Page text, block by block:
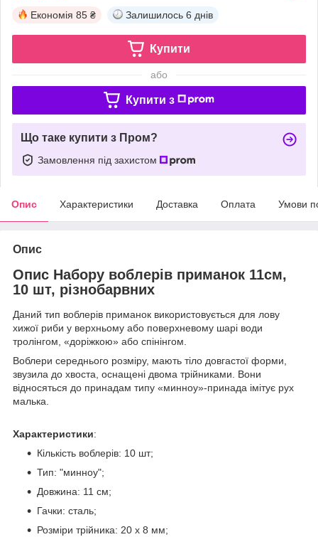
Економія 85 ₴ Залишилось 6 днів
Купити
або
Купити з
Що таке купити з Пром?
Замовлення під захистом
Опис Характеристики Доставка Оплата Умови
Опис
Опис Набору воблерів приманок 11см,
10 шт, різнобарвних
Даний тип воблерів приманок використовується для лову
хижої риби у верхньому або поверхневому шарі води
тролінгом, «доріжкою» або спінінгом.
Воблери середнього розміру, мають тіло довгастої форми,
звузила до хвоста, оснащені двома трійниками. Вони
відносяться до принадам типу «минноу»-принада імітує рух
малька.
Характеристики:
Кількість воблерів: 10 шт;
Тип: "минноу";
Довжина: 11 см;
Гачки: сталь;
Розміри трійника: 20 х 8 мм;